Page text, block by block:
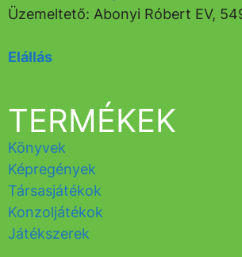
TERMÉKEK
Könyvek
Képregények
Társasjátékok
Konzoljátékok
Játékszerek
Üzemeltető: Abonyi Róbert EV,
Elállás